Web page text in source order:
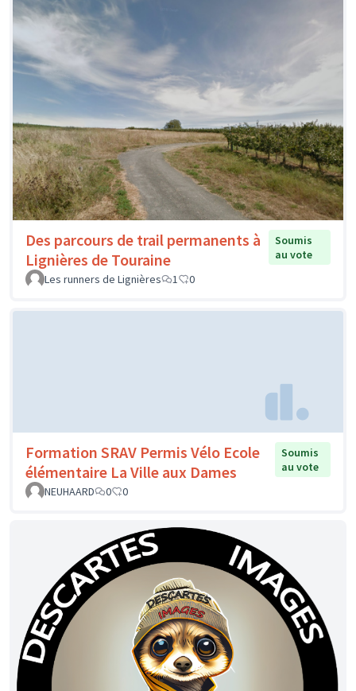
Des parcours de trail permanents à
Lignières de Touraine
Soumis
au vote
Les runners de Lignières
1 0
Formation SRAV Permis Vélo Ecole
élémentaire La Ville aux Dames
Soumis
au vote
NEUHAARD
0 0